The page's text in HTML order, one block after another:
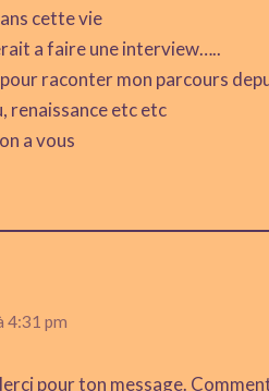
cette vie
a faire une interview…..
raconter mon parcours
renaissance etc etc
a vous
4:31 pm
pour ton message.